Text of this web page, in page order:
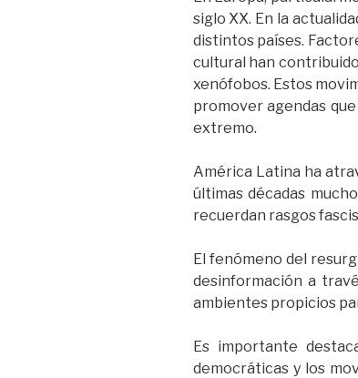
siglo XX. En la
distintos países.
cultural han
xenófobos. Estos
promover agendas
extremo.
América Latina ha
últimas décadas
recuerdan rasgos
El fenómeno del
desinformación a
ambientes propicios
Es importante
democráticas y los